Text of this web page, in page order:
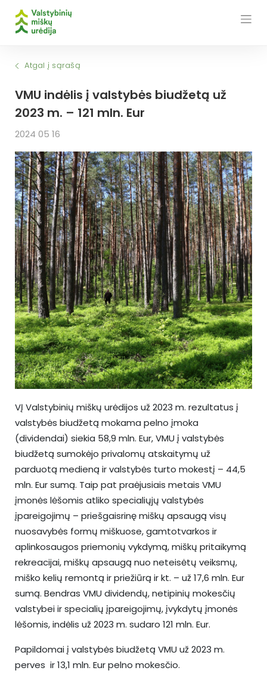
2024 05 16
VMU indėlis į valstybės biudžetą už
2023 m. – 121 mln. Eur
Atgal į sąrašą
VĮ Valstybinių miškų urėdijos už 2023 m. rezultatus į
valstybės biudžetą mokama pelno įmoka
(dividendai) siekia 58,9 mln. Eur, VMU į valstybės
biudžetą sumokėjo privalomų atskaitymų už
parduotą medieną ir valstybės turto mokestį – 44,5
mln. Eur sumą. Taip pat praėjusiais metais VMU
įmonės lėšomis atliko specialiųjų valstybės
įpareigojimų – priešgaisrinę miškų apsaugą visų
nuosavybės formų miškuose, gamtotvarkos ir
aplinkosaugos priemonių vykdymą, miškų pritaikymą
rekreacijai, miškų apsaugą nuo neteisėtų veiksmų,
miško kelių remontą ir priežiūrą ir kt. – už 17,6 mln. Eur
sumą. Bendras VMU dividendų, netipinių mokesčių
valstybei ir specialių įpareigojimų, įvykdytų įmonės
lėšomis, indėlis už 2023 m. sudaro 121 mln. Eur.
Papildomai į valstybės biudžetą VMU už 2023 m.
perves ir 13,1 mln. Eur pelno mokesčio.